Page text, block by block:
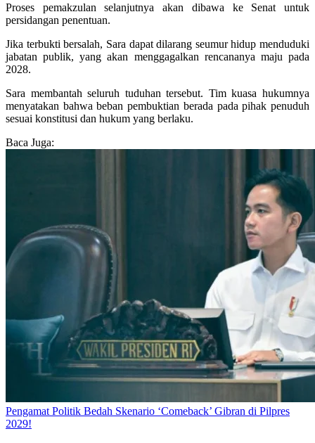
Proses pemakzulan selanjutnya akan dibawa ke Senat untuk
persidangan penentuan.
Jika terbukti bersalah, Sara dapat dilarang seumur hidup menduduki
jabatan publik, yang akan menggagalkan rencananya maju pada
2028.
Sara membantah seluruh tuduhan tersebut. Tim kuasa hukumnya
menyatakan bahwa beban pembuktian berada pada pihak penuduh
sesuai konstitusi dan hukum yang berlaku.
Baca Juga:
Pengamat Politik Bedah Skenario ‘Comeback’ Gibran di Pilpres
2029!